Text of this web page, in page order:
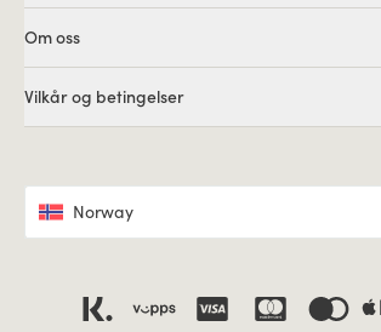
Om oss
Vilkår og betingelser
Norway